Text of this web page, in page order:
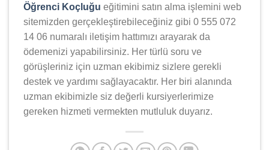
Öğrenci Koçluğu eğitimini satın alma işlemini web
sitemizden gerçekleştirebileceğiniz gibi 0 555 072
14 06 numaralı iletişim hattımızı arayarak da
ödemenizi yapabilirsiniz. Her türlü soru ve
görüşleriniz için uzman ekibimiz sizlere gerekli
destek ve yardımı sağlayacaktır. Her biri alanında
uzman ekibimizle siz değerli kursiyerlerimize
gereken hizmeti vermekten mutluluk duyarız.